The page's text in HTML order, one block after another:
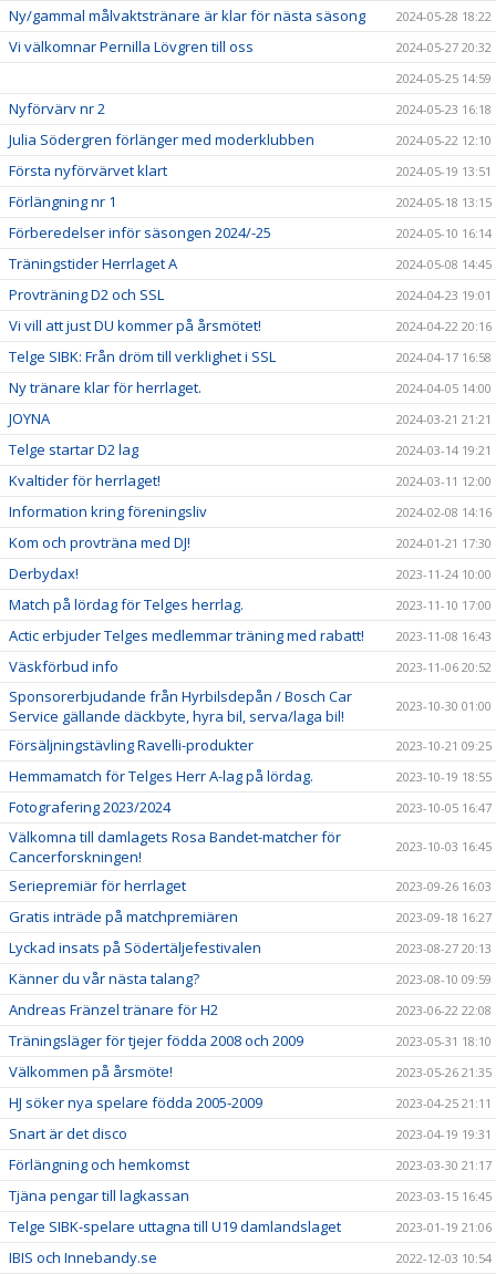
Ny/gammal målvaktstränare är klar för nästa säsong 2024-05-28 18:22
Vi välkomnar Pernilla Lövgren till oss
2024-05-27 20:32
2024-05-25 14:59
Nyförvärv nr 2 2024-05-23 16:18
Julia Södergren förlänger med moderklubben 2024-05-22 12:10
Första nyförvärvet klart 2024-05-19 13:51
Förlängning nr 1 2024-05-18 13:15
Förberedelser inför säsongen 2024/-25 2024-05-10 16:14
Träningstider Herrlaget A 2024-05-08 14:45
Provträning D2 och SSL 2024-04-23 19:01
Vi vill att just DU kommer på årsmötet! 2024-04-22 20:16
Telge SIBK: Från dröm till verklighet i SSL 2024-04-17 16:58
Ny tränare klar för herrlaget. 2024-04-05 14:00
JOYNA 2024-03-21 21:21
Telge startar D2 lag 2024-03-14 19:21
Kvaltider för herrlaget! 2024-03-11 12:00
Information kring föreningsliv 2024-02-08 14:16
Kom och provträna med DJ! 2024-01-21 17:30
Derbydax! 2023-11-24 10:00
Match på lördag för Telges herrlag. 2023-11-10 17:00
Actic erbjuder Telges medlemmar träning med rabatt! 2023-11-08 16:43
Väskförbud info 2023-11-06 20:52
Sponsorerbjudande från Hyrbilsdepån / Bosch Car
Service gällande däckbyte, hyra bil, serva/laga bil!
2023-10-30 01:00
Försäljningstävling Ravelli-produkter 2023-10-21 09:25
Hemmamatch för Telges Herr A-lag på lördag. 2023-10-19 18:55
Fotografering 2023/2024 2023-10-05 16:47
Välkomna till damlagets Rosa Bandet-matcher för
Cancerforskningen!
2023-10-03 16:45
Seriepremiär för herrlaget 2023-09-26 16:03
Gratis inträde på matchpremiären 2023-09-18 16:27
Lyckad insats på Södertäljefestivalen 2023-08-27 20:13
Känner du vår nästa talang? 2023-08-10 09:59
Andreas Fränzel tränare för H2 2023-06-22 22:08
Träningsläger för tjejer födda 2008 och 2009 2023-05-31 18:10
Välkommen på årsmöte! 2023-05-26 21:35
HJ söker nya spelare födda 2005-2009 2023-04-25 21:11
Snart är det disco 2023-04-19 19:31
Förlängning och hemkomst 2023-03-30 21:17
Tjäna pengar till lagkassan 2023-03-15 16:45
Telge SIBK-spelare uttagna till U19 damlandslaget 2023-01-19 21:06
IBIS och Innebandy.se 2022-12-03 10:54